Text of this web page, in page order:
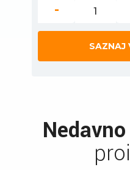
-
SAZNAJ